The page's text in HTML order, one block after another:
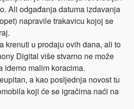
Ali odgađanja datuma izdavanja
napravile trakavicu kojoj se
krenuti u prodaju ovih dana, ali to
Digital više stvarno ne može
idemo malim koracima.
a kao posljednja novost tu
koji će se igračima naći na